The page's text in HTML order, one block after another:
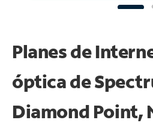
Planes de
óptica de
Diamond Point,